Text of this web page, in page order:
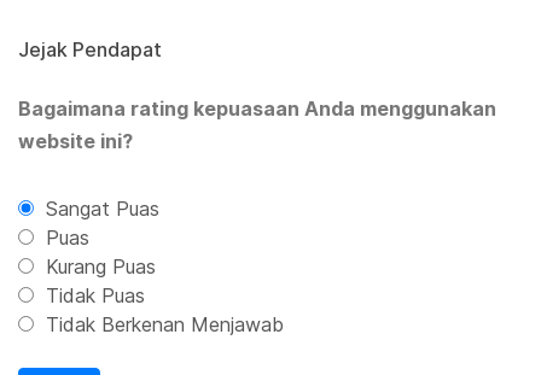
Jejak Pendapat
Bagaimana rating kepuasaan Anda menggunakan
website ini?
Sangat Puas
Puas
Kurang Puas
Tidak Puas
Tidak Berkenan Menjawab